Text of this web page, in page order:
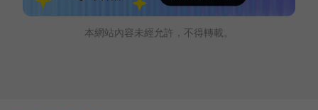
本網站內容未經允許，不得轉載。